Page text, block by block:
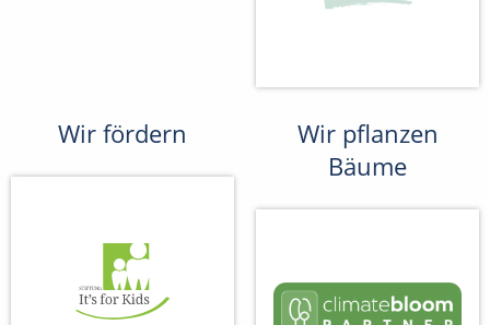
Wir fördern
Wir pflanzen
Bäume